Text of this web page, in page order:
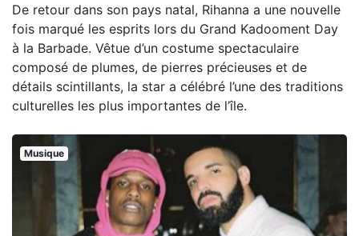
De retour dans son pays natal, Rihanna a une nouvelle
fois marqué les esprits lors du Grand Kadooment Day
à la Barbade. Vêtue d’un costume spectaculaire
composé de plumes, de pierres précieuses et de
détails scintillants, la star a célébré l’une des traditions
culturelles les plus importantes de l’île.
Musique